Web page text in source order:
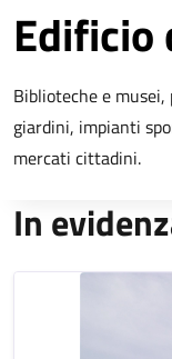
Edificio
Biblioteche e
giardini, impianti
mercati cittadini.
In